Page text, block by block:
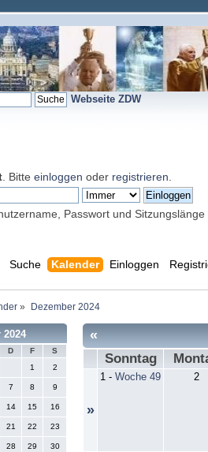
Webseite ZDW
. Bitte einloggen oder registrieren
Passwort und Sitzungslänge
Suche Kalender Einloggen
» Dezember 2024
2024
D F
S
1
2
7 8 9
14 15 16
21 22 23
28 29 30
«
Sonntag
»
1 - Woche 49 2